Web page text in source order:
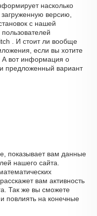
насколько
загруженную версию,
с нашей
. И стоит ли вообще
если вы хотите
А вот информация о
предложенный вариант
показывает вам данные
нашего сайта.
вам активность
Так же вы сможете
повлиять на конечные